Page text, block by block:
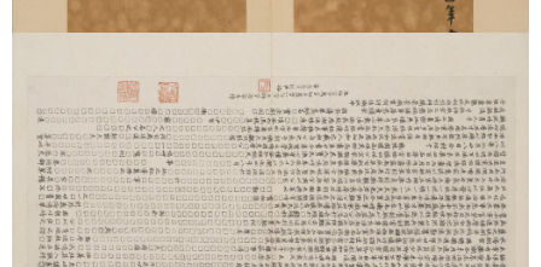
公谥曰昭公李府君神道碑并序》，由李邕撰并书。